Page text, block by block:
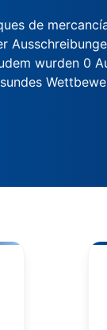
de
wurden 0